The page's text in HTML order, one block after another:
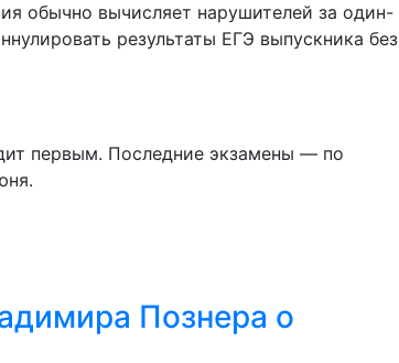
обычно вычисляет нарушителей за один-
результаты ЕГЭ выпускника без
первым. Последние экзамены — по
Познера о